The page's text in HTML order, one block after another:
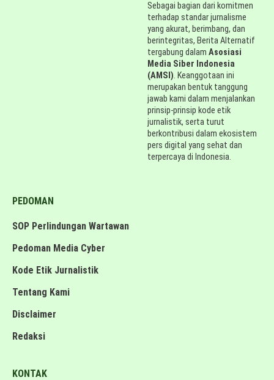
Sebagai bagian dari komitmen
terhadap standar jurnalisme
yang akurat, berimbang, dan
berintegritas, Berita Alternatif
tergabung dalamAsosiasi
Media Siber Indonesia
(AMSI). Keanggotaan ini
merupakan bentuk tanggung
jawab kami dalam menjalankan
prinsip-prinsip kode etik
jurnalistik, serta turut
berkontribusi dalam ekosistem
pers digital yang sehat dan
terpercaya di Indonesia.
PEDOMAN
SOP Perlindungan Wartawan
Pedoman Media Cyber
Kode Etik Jurnalistik
Tentang Kami
Disclaimer
Redaksi
KONTAK